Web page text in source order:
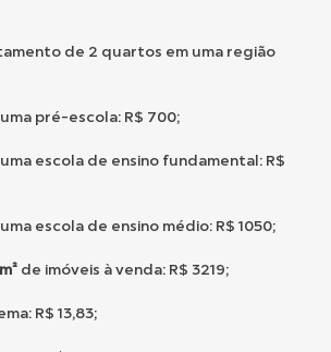
de 2 quartos em uma região
pré-escola: R$ 700;
escola de ensino fundamental: R$
escola de ensino médio: R$ 1050;
de imóveis à venda: R$ 3219;
R$ 13,83;